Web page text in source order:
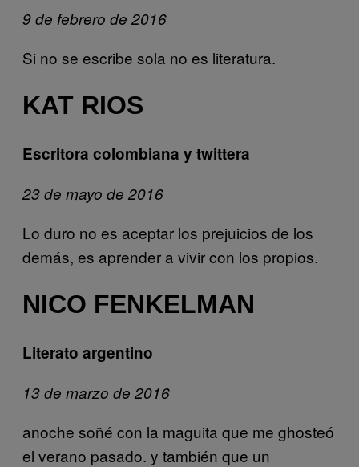
9 de febrero de 2016
Si no se escribe sola no es literatura.
KAT RIOS
Escritora colombiana y twittera
23 de mayo de 2016
Lo duro no es aceptar los prejuicios de los
demás, es aprender a vivir con los propios.
NICO FENKELMAN
Literato argentino
13 de marzo de 2016
anoche soñé con la maguita que me ghosteó
el verano pasado. y también que un